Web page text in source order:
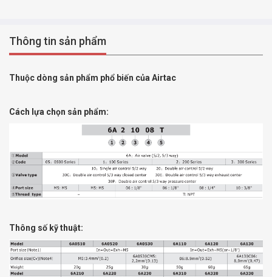
Thông tin sản phẩm
Thuộc dòng sản phẩm phổ biến của Airtac
Cách lựa chọn sản phẩm:
Thông số kỹ thuật: